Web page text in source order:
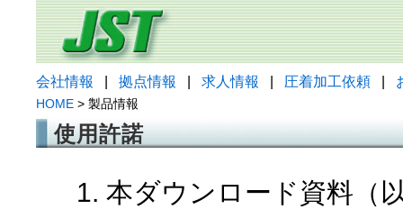
会社情報 拠点情報 求人情報 圧着加工依頼
HOME > 製品情報
使用許諾
1. 本ダウンロード資料（